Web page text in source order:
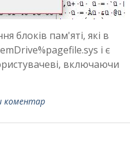
блоків пам'яті, які в
і є
включаючи
коментар